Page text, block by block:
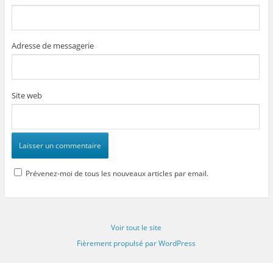
Adresse de messagerie
Site web
Prévenez-moi de tous les nouveaux articles par email.
Voir tout le site
Fièrement propulsé par WordPress